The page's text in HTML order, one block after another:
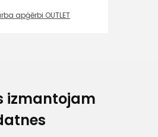
izmantojam
apģērbi OUTLET
Saldus nov., LV - 3801
(+371) 63 881
186